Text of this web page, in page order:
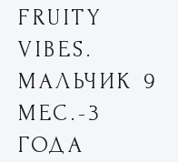
FRUITY
VIBES.
МАЛЬЧИК 9
МЕС.-3
ГОДА